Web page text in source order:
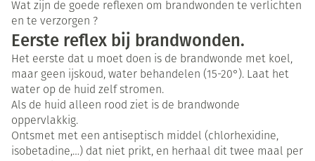
Wat zijn de goede reflexen om brandwonden te verlichten
en te verzorgen ?
Eerste reflex bij brandwonden.
Het eerste dat u moet doen is de brandwonde met koel,
maar geen ijskoud, water behandelen (15-20°). Laat het
water op de huid zelf stromen.
Als de huid alleen rood ziet is de brandwonde
oppervlakkig.
Ontsmet met een antiseptisch middel (chlorhexidine,
isobetadine,…) dat niet prikt, en herhaal dit twee maal per